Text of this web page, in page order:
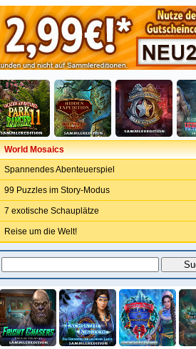
World Mosaics
Spannendes Abenteuerspiel
99 Puzzles im Story-Modus
7 exotische Schauplätze
Reise um die Welt!